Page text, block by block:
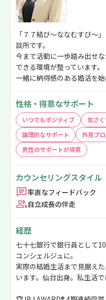
「７７結び～ななむすび～
談所です。
今まで活動に一歩踏み出せ
できる環境が整っています。
一緒に納得感のある婚活を
性格・得意なサポート
いつでもポジティブ
気さ
論理的なサポート
外見プ
男性のサポートが得意
カウンセリングスタイル
率直なフィードバック
自立成長の伴走
経歴
七十七銀行で銀行員として
コンシェルジュに。
実際の結婚生活まで見据え
います。仙台出身。私生活で